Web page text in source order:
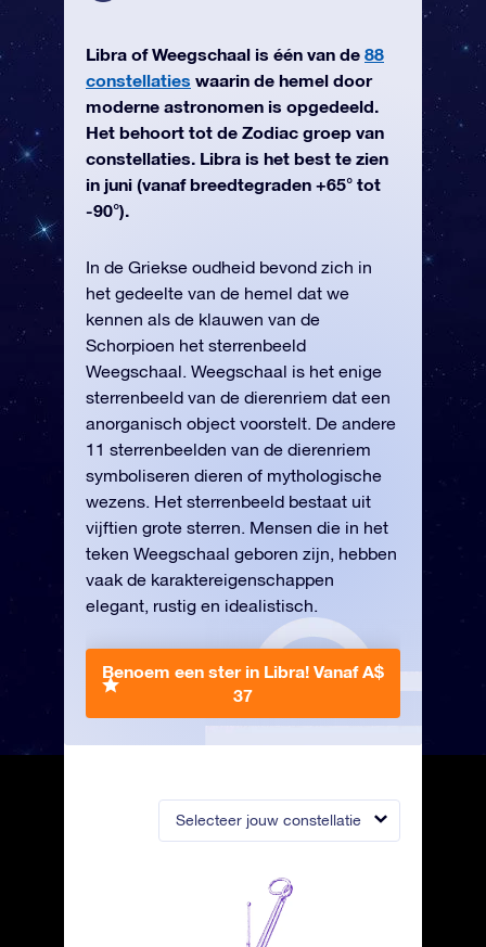
Selecteer jouw constellatie
Libra of Weegschaal is één van de 88
constellaties waarin de hemel door
moderne astronomen is opgedeeld.
Het behoort tot de Zodiac groep van
constellaties. Libra is het best te zien
in juni (vanaf breedtegraden +65° tot
-90°).
In de Griekse oudheid bevond zich in
het gedeelte van de hemel dat we
kennen als de klauwen van de
Schorpioen het sterrenbeeld
Weegschaal. Weegschaal is het enige
sterrenbeeld van de dierenriem dat een
anorganisch object voorstelt. De andere
11 sterrenbeelden van de dierenriem
symboliseren dieren of mythologische
wezens. Het sterrenbeeld bestaat uit
vijftien grote sterren. Mensen die in het
teken Weegschaal geboren zijn, hebben
vaak de karaktereigenschappen
elegant, rustig en idealistisch.
Benoem een ster in Libra! Vanaf A$
37